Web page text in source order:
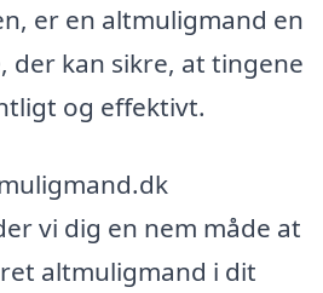
er en altmuligmand en
der kan sikre, at tingene
og effektivt.
vi dig en nem måde at
altmuligmand i dit